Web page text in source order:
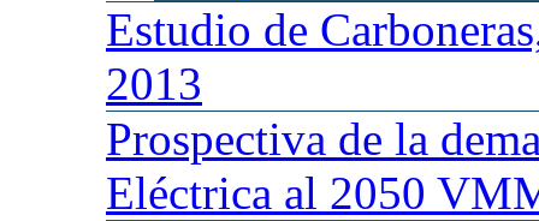
Estudio de
2013
Prospectiva de la
Eléctrica al 2050